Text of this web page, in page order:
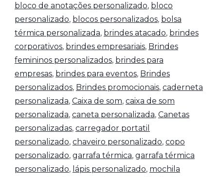
bloco de anotações personalizado, bloco
personalizado, blocos personalizados, bolsa
térmica personalizada, brindes atacado, brindes
corporativos, brindes empresariais, Brindes
femininos personalizados, brindes para
empresas, brindes para eventos, Brindes
personalizados, Brindes promocionais, caderneta
personalizada, Caixa de som, caixa de som
personalizada, caneta personalizada, Canetas
personalizadas, carregador portatil
personalizado, chaveiro personalizado, copo
personalizado, garrafa térmica, garrafa térmica
personalizado, lápis personalizado, mochila